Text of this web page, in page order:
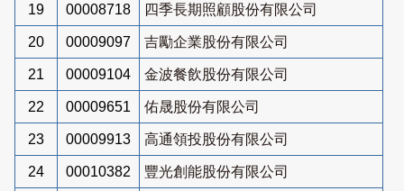
19 00008718 四季長期照顧股份有限公司
20 00009097 吉勵企業股份有限公司
21 00009104 金波餐飲股份有限公司
22 00009651 佑晟股份有限公司
23 00009913 高通領投股份有限公司
24 00010382 豐光創能股份有限公司